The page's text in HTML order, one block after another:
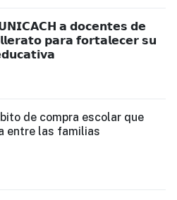
𝗮 𝗱𝗼𝗰𝗲𝗻𝘁𝗲𝘀 𝗱𝗲
𝗽𝗮𝗿𝗮 𝗳𝗼𝗿𝘁𝗮𝗹𝗲𝗰𝗲𝗿 𝘀𝘂
de compra escolar que
entre las familias